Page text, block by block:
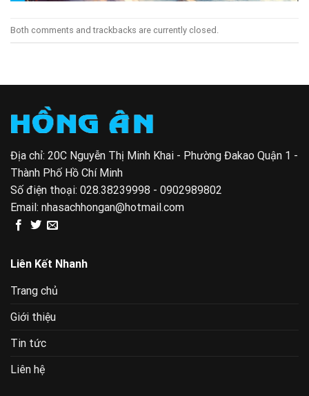
Both comments and trackbacks are currently closed.
Địa chỉ: 20C Nguyễn Thị Minh Khai - Phường Đakao Quận 1 -
Thành Phố Hồ Chí Minh
Số điện thoại: 028.38239998 - 0902989802
Email: nhasachhongan@hotmail.com
Liên Kết Nhanh
Trang chủ
Giới thiệu
Tin tức
Liên hệ